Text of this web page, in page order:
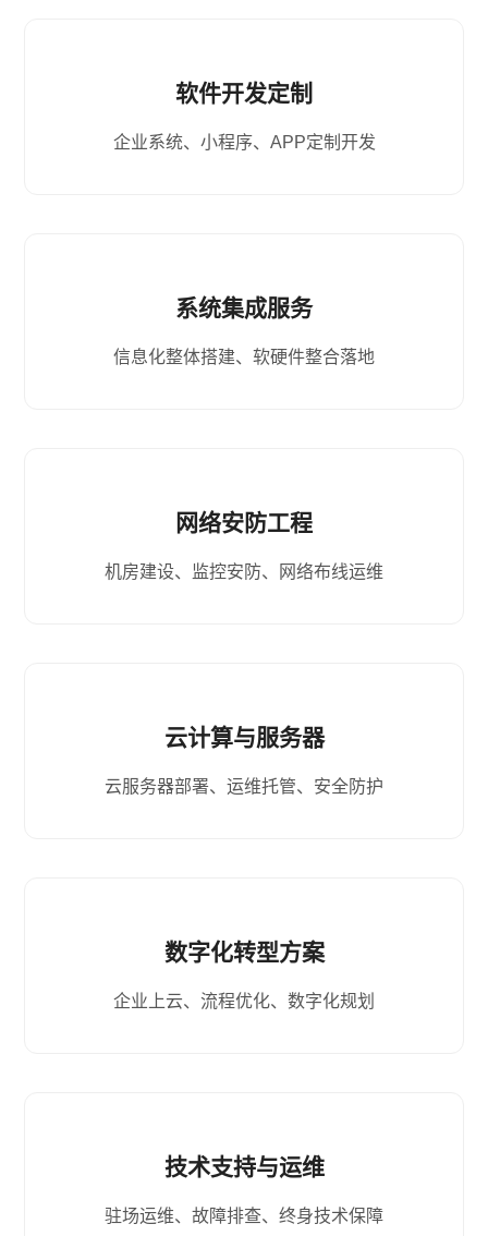
软件开发定制
企业系统、小程序、APP定制开发
系统集成服务
信息化整体搭建、软硬件整合落地
网络安防工程
机房建设、监控安防、网络布线运维
云计算与服务器
云服务器部署、运维托管、安全防护
数字化转型方案
企业上云、流程优化、数字化规划
技术支持与运维
驻场运维、故障排查、终身技术保障